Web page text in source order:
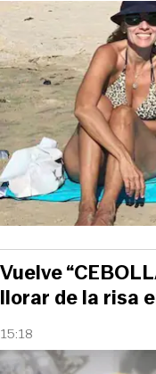
15:18
Vuelve
llorar de la risa